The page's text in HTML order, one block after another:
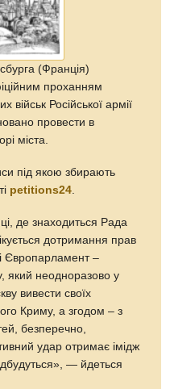
(Франція)
проханням
військ Російської армії
провести в
міста.
під якою збирають
petitions24
де знаходиться Рада
дотримання прав
Європарламент –
який неодноразово у
вивести своїх
Криму, а згодом – з
безперечно,
удар отримає імідж
— йдеться